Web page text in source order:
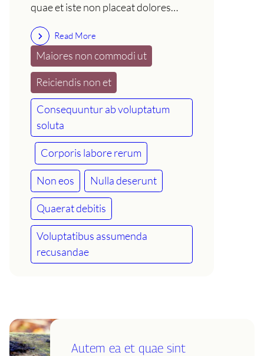
quae et iste non placeat dolores…
Read More
Maiores non commodi ut
Reiciendis non et
Consequuntur ab voluptatum
soluta
Corporis labore rerum
Non eos Nulla deserunt
Quaerat debitis
Voluptatibus assumenda
recusandae
Autem ea et quae sint